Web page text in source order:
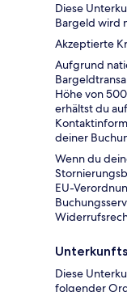
Diese
Bargeld wird
Akzeptierte
Aufgrund
Höhe von
erhältst du
deiner
Wenn du
EU-
Diese
folgender